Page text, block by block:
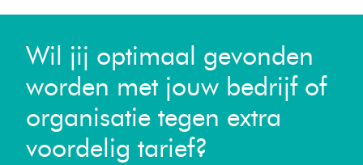
Wil jij optimaal gevonden
worden met jouw bedrijf of
organisatie tegen extra
voordelig tarief?